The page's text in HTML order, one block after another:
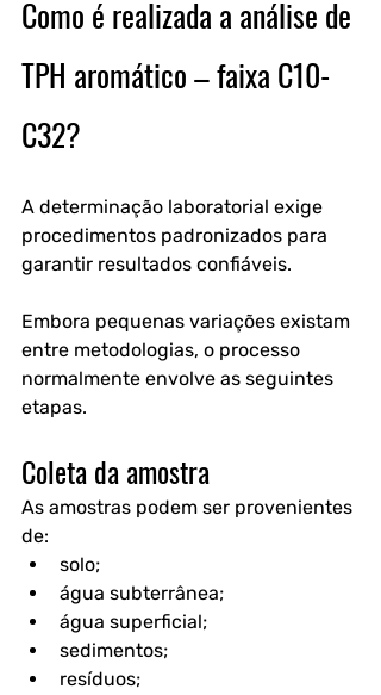
Como é realizada a análise de
TPH aromático – faixa C10-
C32?
A determinação laboratorial exige
procedimentos padronizados para
garantir resultados confiáveis.
Embora pequenas variações existam
entre metodologias, o processo
normalmente envolve as seguintes
etapas.
Coleta da amostra
As amostras podem ser provenientes
de:
solo;
água subterrânea;
água superficial;
sedimentos;
resíduos;